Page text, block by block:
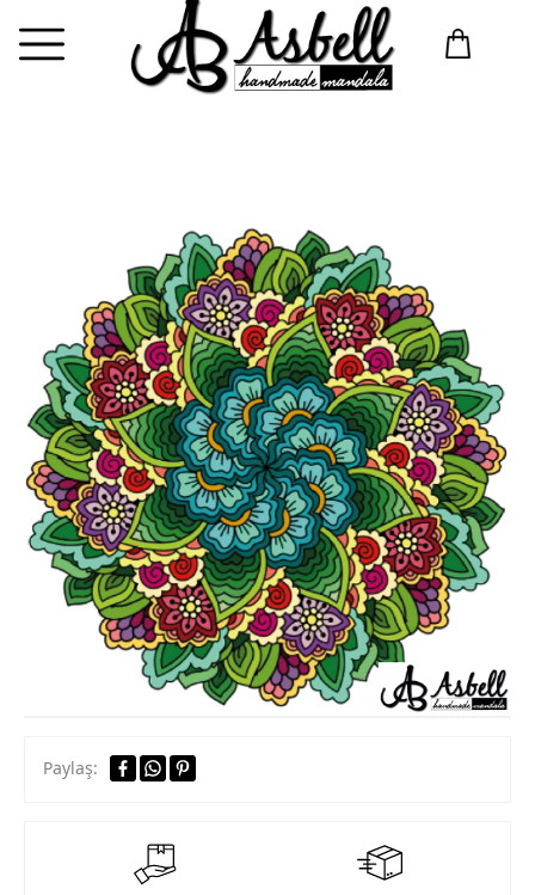
Paylaş: